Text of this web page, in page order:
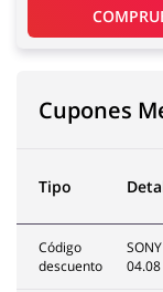
Cupones
Tipo
Código
descuento